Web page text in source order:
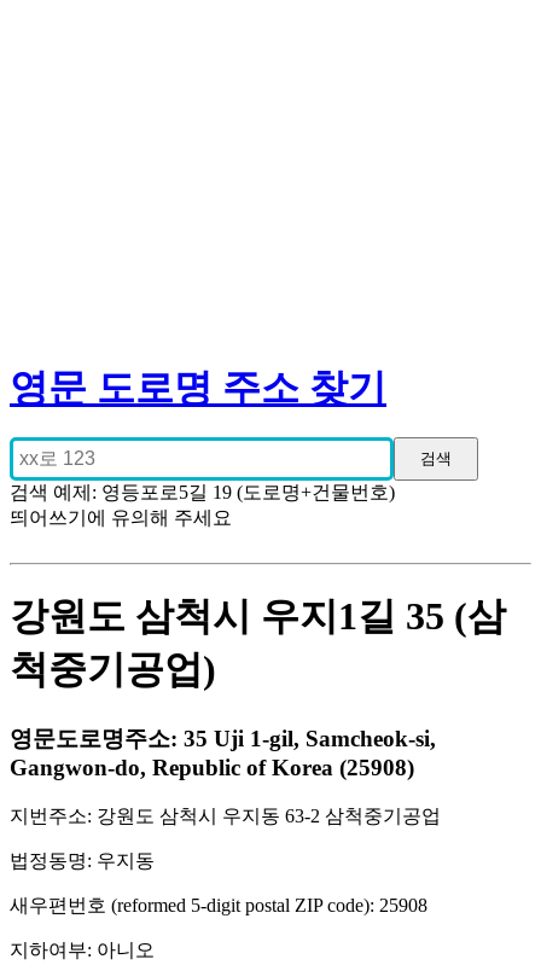
영문 도로명 주소 찾기
검색 예제: 영등포로5길 19 (도로명+건물번호)
띄어쓰기에 유의해 주세요
강원도 삼척시 우지1길 35 (삼
척중기공업)
영문도로명주소: 35 Uji 1-gil, Samcheok-si,
Gangwon-do, Republic of Korea (25908)
지번주소: 강원도 삼척시 우지동 63-2 삼척중기공업
법정동명: 우지동
새우편번호 (reformed 5-digit postal ZIP code): 25908
지하여부: 아니오